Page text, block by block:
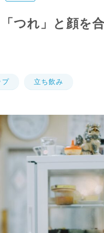
つれ」と顔を
プ 立ち飲み